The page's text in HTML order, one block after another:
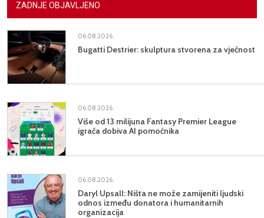
ZADNJE OBJAVLJENO
06.08.2026.
Bugatti Destrier: skulptura stvorena za vječnost
06.08.2026.
Više od 13 milijuna Fantasy Premier League
igrača dobiva AI pomoćnika
06.08.2026.
Daryl Upsall: Ništa ne može zamijeniti ljudski
odnos između donatora i humanitarnih
organizacija